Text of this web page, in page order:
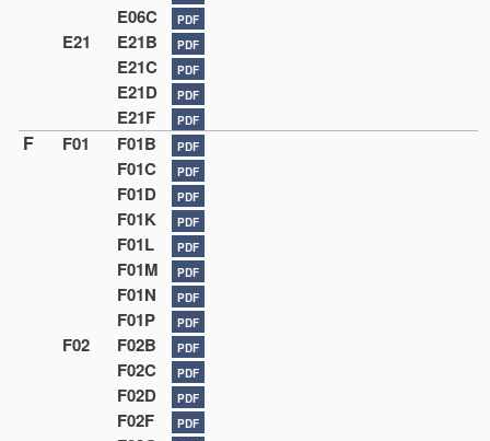
E06C PDF
E21 E21B PDF
E21C PDF
E21D PDF
E21F PDF
F F01 F01B PDF
F01C PDF
F01D PDF
F01K PDF
F01L PDF
F01M PDF
F01N PDF
F01P PDF
F02 F02B PDF
F02C PDF
F02D PDF
F02F PDF